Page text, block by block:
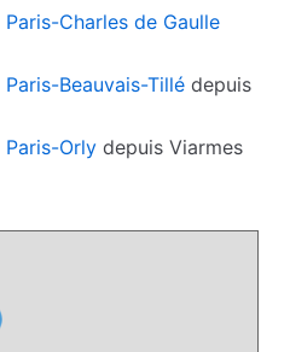
Paris-Charles de Gaulle
Paris-Beauvais-Tillé depuis
Paris-Orly depuis Viarmes